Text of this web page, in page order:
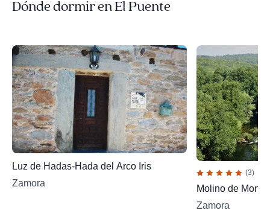
Dónde dormir en El Puente
Luz de Hadas-Hada del Arco Iris
Zamora
(3)
Molino de
Zamora